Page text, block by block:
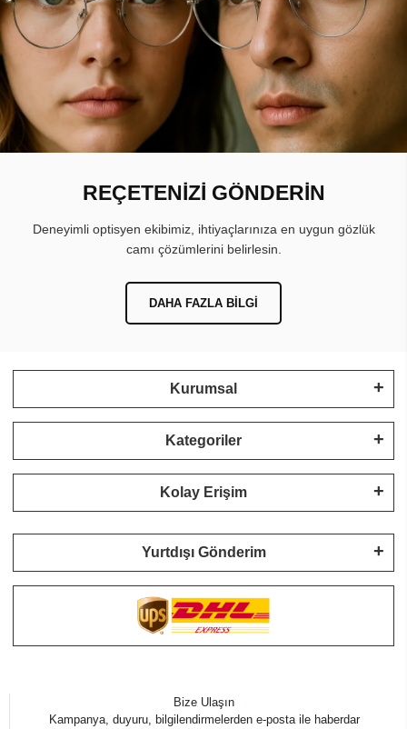
REÇETENİZİ GÖNDERİN
Deneyimli optisyen ekibimiz, ihtiyaçlarınıza en uygun gözlük
camı çözümlerini belirlesin.
DAHA FAZLA BILGI
Kurumsal
Kategoriler
Kolay Erişim
Yurtdışı Gönderim
Bize Ulaşın
Kampanya, duyuru, bilgilendirmelerden e-posta ile haberdar